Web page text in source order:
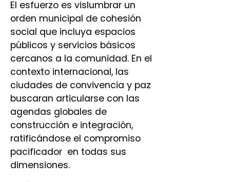
El esfuerzo es vislumbrar un
orden municipal de cohesión
social que incluya espacios
públicos y servicios básicos
cercanos a la comunidad. En el
contexto internacional, las
ciudades de convivencia y paz
buscaran articularse con las
agendas globales de
construcción e integración,
ratificándose el compromiso
pacificador en todas sus
dimensiones.